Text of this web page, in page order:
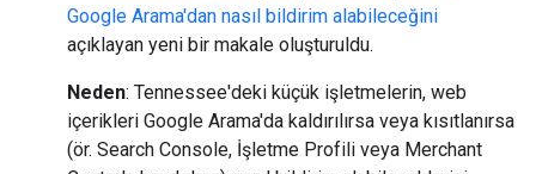
Google Arama'dan nasıl bildirim alabileceğini
açıklayan yeni bir makale oluşturuldu.
Neden: Tennessee'deki küçük işletmelerin, web
içerikleri Google Arama'da kaldırılırsa veya kısıtlanırsa
(ör. Search Console, İşletme Profili veya Merchant